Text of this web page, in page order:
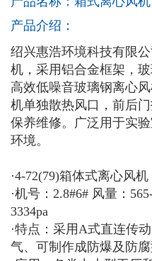
产品介绍：
绍兴惠浩环境科技有限
机，采用铝合金框架，
高效低噪音玻璃钢离心
机单独散热风口，前后
保养维修。广泛用于实
环境。
·4-72(79)箱体式离心风机
·机号：2.8#6# 风量：
3334pa
·特点：采用A式直连传
气、可制作成防爆及防